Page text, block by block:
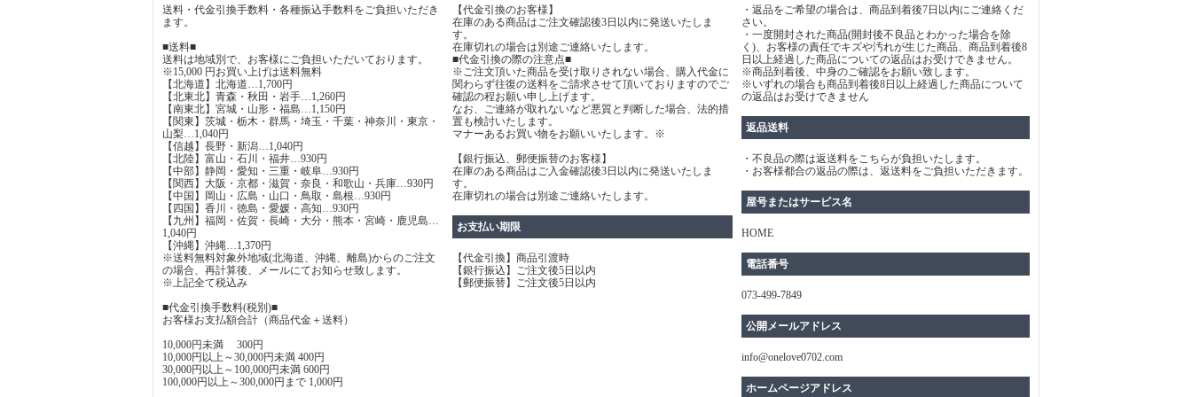
送料・代金引換手数料・各種振込手数料をご負担いただき
ます。
■送料■
送料は地域別で、お客様にご負担いただいております。
※15,000 円お買い上げは送料無料
【北海道】北海道…1,700円
【北東北】青森・秋田・岩手…1,260円
【南東北】宮城・山形・福島…1,150円
【関東】茨城・栃木・群馬・埼玉・千葉・神奈川・東京・
山梨…1,040円
【信越】長野・新潟…1,040円
【北陸】富山・石川・福井…930円
【中部】静岡・愛知・三重・岐阜…930円
【関西】大阪・京都・滋賀・奈良・和歌山・兵庫…930円
【中国】岡山・広島・山口・鳥取・島根…930円
【四国】香川・徳島・愛媛・高知…930円
【九州】福岡・佐賀・長崎・大分・熊本・宮崎・鹿児島…
1,040円
【沖縄】沖縄…1,370円
※送料無料対象外地域(北海道、沖縄、離島)からのご注文
の場合、再計算後、メールにてお知らせ致します。
※上記全て税込み
■代金引換手数料(税別)■
お客様お支払額合計（商品代金＋送料）
10,000円未満 300円
10,000円以上～30,000円未満 400円
30,000円以上～100,000円未満 600円
100,000円以上～300,000円まで 1,000円
【代金引換のお客様】
在庫のある商品はご注文確認後3日以内に発送いたしま
す。
在庫切れの場合は別途ご連絡いたします。
■代金引換の際の注意点■
※ご注文頂いた商品を受け取りされない場合、購入代金に
関わらず往復の送料をご請求させて頂いておりますのでご
確認の程お願い申し上げます。
なお、ご連絡が取れないなど悪質と判断した場合、法的措
置も検討いたします。
マナーあるお買い物をお願いいたします。※
【銀行振込、郵便振替のお客様】
在庫のある商品はご入金確認後3日以内に発送いたしま
す。
在庫切れの場合は別途ご連絡いたします。
お支払い期限
【代金引換】商品引渡時
【銀行振込】ご注文後5日以内
【郵便振替】ご注文後5日以内
・返品をご希望の場合は、商品到着後7日以内にご連絡くだ
さい。
・一度開封された商品(開封後不良品とわかった場合を除
く)、お客様の責任でキズや汚れが生じた商品、商品到着後8
日以上経過した商品についての返品はお受けできません。
※商品到着後、中身のご確認をお願い致します。
※いずれの場合も商品到着後8日以上経過した商品について
の返品はお受けできません
返品送料
・不良品の際は返送料をこちらが負担いたします。
・お客様都合の返品の際は、返送料をご負担いただきます。
屋号またはサービス名
HOME
電話番号
073-499-7849
公開メールアドレス
info@onelove0702.com
ホームページアドレス